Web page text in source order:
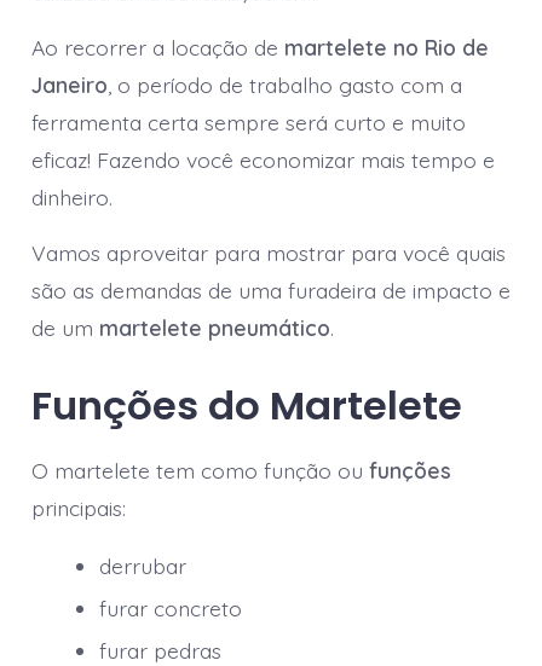
Ao recorrer a locação de martelete no Rio de
Janeiro , o período de trabalho gasto com a
ferramenta certa sempre será curto e muito
eficaz! Fazendo você economizar mais tempo e
dinheiro.
Vamos aproveitar para mostrar para você quais
são as demandas de uma furadeira de impacto e
de um martelete pneumático.
Funções do Martelete
O martelete tem como função ou funções
principais:
derrubar
furar concreto
furar pedras